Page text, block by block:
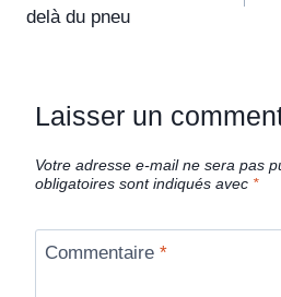
delà du pneu
Laisser un
Votre adresse e-mail ne sera pas
obligatoires sont indiqués avec *
Commentaire *